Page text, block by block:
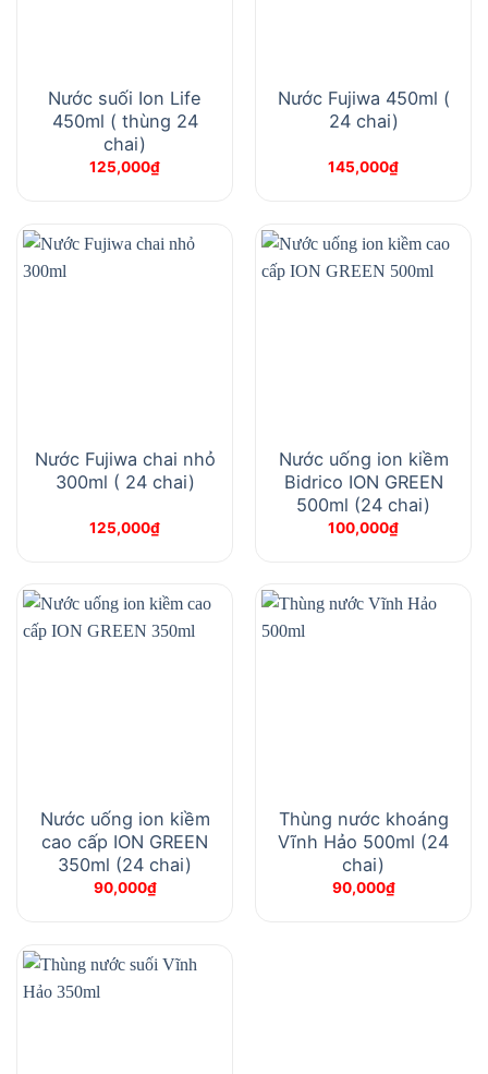
Nước suối Ion Life
450ml ( thùng 24
chai)
125,000₫
Nước Fujiwa 450ml (
24 chai)
145,000₫
Nước Fujiwa chai nhỏ
300ml ( 24 chai)
125,000₫
Nước uống ion kiềm
Bidrico ION GREEN
500ml (24 chai)
100,000₫
Nước uống ion kiềm
cao cấp ION GREEN
350ml (24 chai)
90,000₫
Thùng nước khoáng
Vĩnh Hảo 500ml (24
chai)
90,000₫